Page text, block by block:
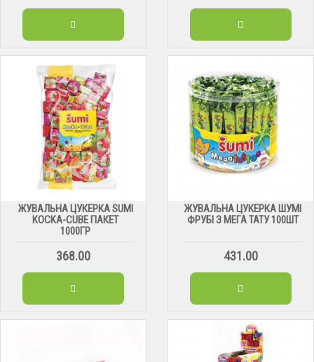
ЖУВАЛЬНА ЦУКЕРКА SUMI
KOCKA-CUBE ПАКЕТ
1000ГР
368.00
ЖУВАЛЬНА ЦУКЕРКА ШУМІ
ФРУБІ З МЕГА ТАТУ 100ШТ
431.00